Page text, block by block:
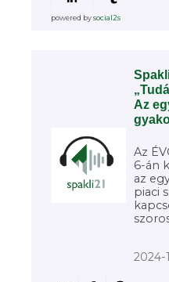
powered bysocial2s
Az
Az
6-án
az
piaci
2024-